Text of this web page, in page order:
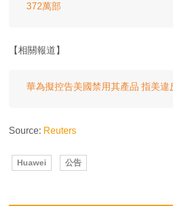
372萬部
【相關報道】
華為擬控告美國禁用其產品 指美違
Source: Reuters
Huawei 公告